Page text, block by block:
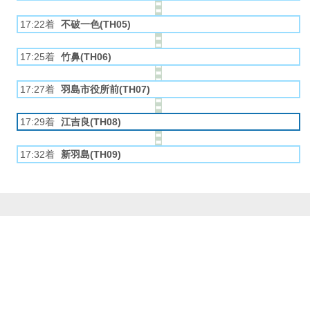
17:22着 不破一色(TH05)
17:25着 竹鼻(TH06)
17:27着 羽島市役所前(TH07)
17:29着 江吉良(TH08)
17:32着 新羽島(TH09)